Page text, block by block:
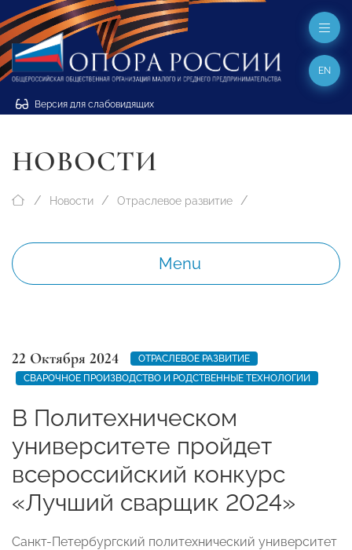
Версия для слабовидящих
EN
НОВОСТИ
Новости Отраслевое развитие
Menu
22 Октября 2024
ОТРАСЛЕВОЕ РАЗВИТИЕ
СВАРОЧНОЕ ПРОИЗВОДСТВО И РОДСТВЕННЫЕ ТЕХНОЛОГИИ
В Политехническом
университете пройдет
всероссийский конкурс
«Лучший сварщик 2024»
Санкт-Петербургский политехнический университет